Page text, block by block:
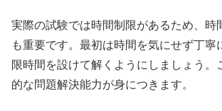
実際の試験では時間制限があるため、時
も重要です。最初は時間を気にせず丁寧
限時間を設けて解くようにしましょう。
的な問題解決能力が身につきます。